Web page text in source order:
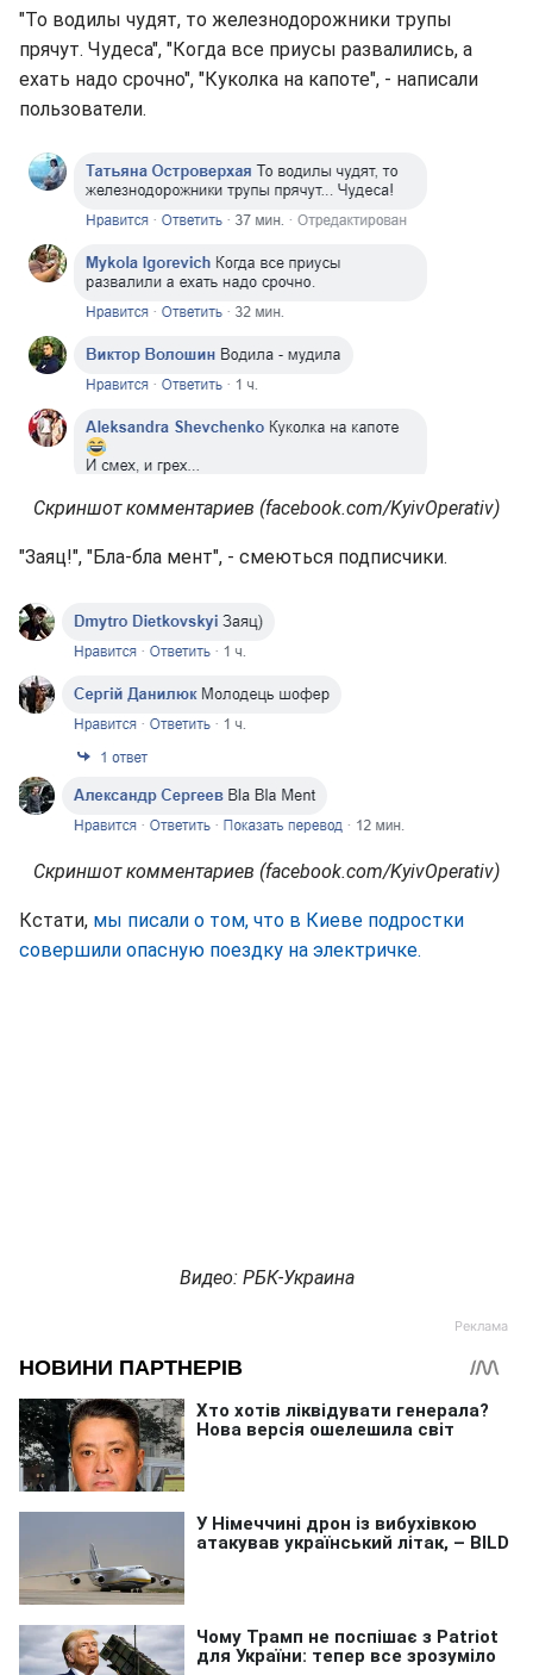
"То водилы чудят, то железнодорожники трупы
прячут. Чудеса", "Когда все приусы развалились, а
ехать надо срочно", "Куколка на капоте", - написали
пользователи.
Скриншот комментариев (facebook.com/KyivOperativ)
"Заяц!", "Бла-бла мент", - смеються подписчики.
Скриншот комментариев (facebook.com/KyivOperativ)
Кстати, мы писали о том, что в Киеве подростки
совершили опасную поездку на электричке.
Видео: РБК-Украина